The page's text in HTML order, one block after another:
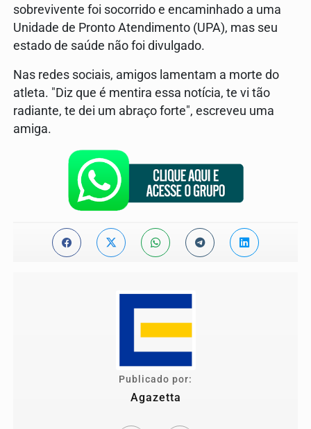
sobrevivente foi socorrido e encaminhado a uma
Unidade de Pronto Atendimento (UPA), mas seu
estado de saúde não foi divulgado.
Nas redes sociais, amigos lamentam a morte do
atleta. "Diz que é mentira essa notícia, te vi tão
radiante, te dei um abraço forte", escreveu uma
amiga.
Publicado por:
Agazetta